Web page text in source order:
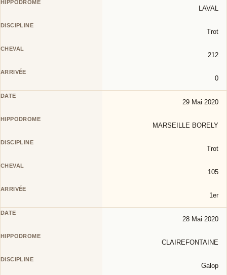
LAVAL
Trot
212
0
29 Mai 2020
MARSEILLE BORELY
Trot
105
1er
28 Mai 2020
CLAIREFONTAINE
Galop